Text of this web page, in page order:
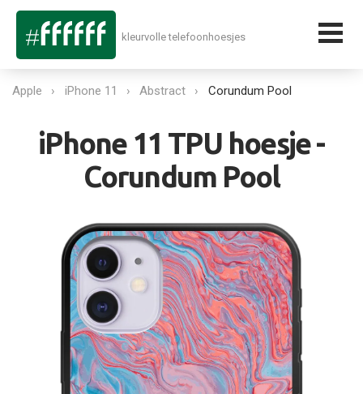
kleurvolle telefoonhoesjes
Apple iPhone 11 Abstract Corundum Pool
iPhone 11 TPU hoesje -
Corundum Pool